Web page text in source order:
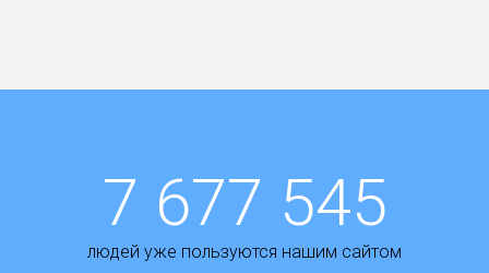
7 677 545
людей уже пользуются нашим сайтом